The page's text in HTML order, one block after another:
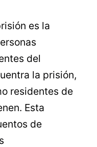
es la
del
la prisión,
residentes de
Esta
de